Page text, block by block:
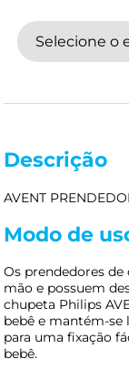
Selecione o
Descrição
AVENT
Modo de
Os prendedores
mão e possuem
chupeta Philips
bebê e mantém-
para uma fixação
bebê.